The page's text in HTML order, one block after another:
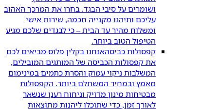
ושומרים על סיבי הבגד. בחרו את המרכך האהוב
עליכם ותיהנו מקנייה חכמה, שירות אישי
ומשלוח מהיר עד הבית – כי לבגדים שלכם מגיע
הטיפול הטוב ביותר.
קפסולות כביסהאנחנו בקלין פלוס מביאים לכם
את קפסולות הכביסה של המותגים המובילים,
המשלבות ניקוי עמוק והסרת כתמים במינימום
מאמץ ובמחיר המשתלם ביותר. הקפסולות
מבטיחות מינון מדויק וניחוח רענן שנשאר
לאורך זמן, כדי שתוכלו ליהנות מתוצאות